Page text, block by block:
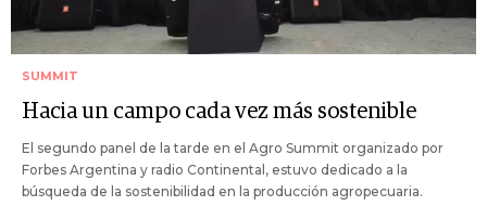
SUMMIT
Hacia un campo cada vez más sostenible
El segundo panel de la tarde en el Agro Summit organizado por
Forbes Argentina y radio Continental, estuvo dedicado a la
búsqueda de la sostenibilidad en la producción agropecuaria.